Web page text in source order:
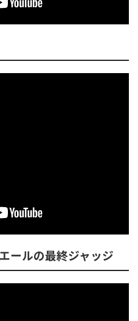
ールの最終ジャッジ